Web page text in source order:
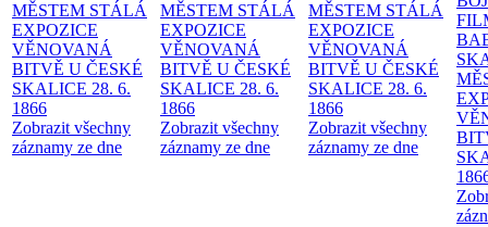
MĚSTEM STÁLÁ
EXPOZICE
VĚNOVANÁ
BITVĚ U ČESKÉ
SKALICE 28. 6.
1866
Zobrazit všechny
záznamy ze dne
MĚSTEM STÁLÁ
EXPOZICE
VĚNOVANÁ
BITVĚ U ČESKÉ
SKALICE 28. 6.
1866
Zobrazit všechny
záznamy ze dne
MĚSTEM STÁLÁ
EXPOZICE
VĚNOVANÁ
BITVĚ U ČESKÉ
SKALICE 28. 6.
1866
Zobrazit všechny
záznamy ze dne